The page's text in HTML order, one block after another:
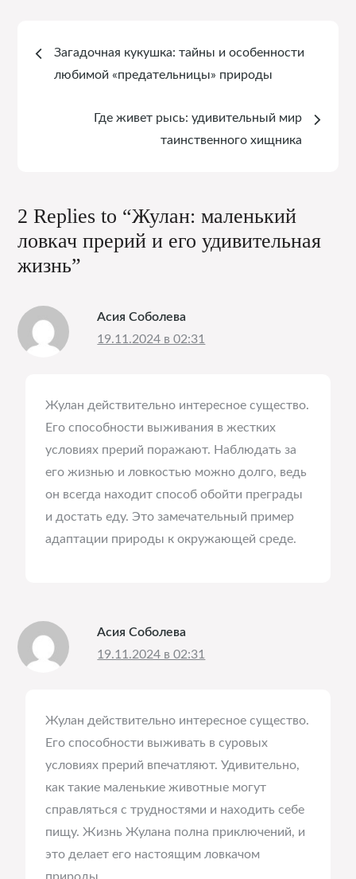
Навигация
записям
Загадочная кукушка: тайны и особенности
любимой «предательницы» природы
Где живет рысь: удивительный мир
таинственного хищника
2 Replies to “Жулан: маленький
ловкач прерий и его удивительная
жизнь”
Асия Соболева
19.11.2024 в 02:31
Жулан действительно интересное существо.
Его способности выживания в жестких
условиях прерий поражают. Наблюдать за
его жизнью и ловкостью можно долго, ведь
он всегда находит способ обойти преграды
и достать еду. Это замечательный пример
адаптации природы к окружающей среде.
Асия Соболева
19.11.2024 в 02:31
Жулан действительно интересное существо.
Его способности выживать в суровых
условиях прерий впечатляют. Удивительно,
как такие маленькие животные могут
справляться с трудностями и находить себе
пищу. Жизнь Жулана полна приключений, и
это делает его настоящим ловкачом